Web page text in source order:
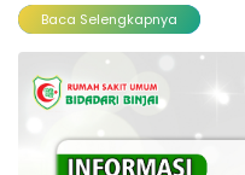
Baca Selengkapnya